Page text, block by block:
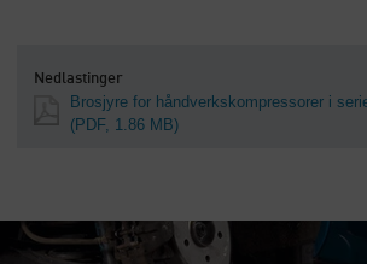
Nedlastinger
Brosjyre for håndverkskompressorer i
(PDF, 1.86 MB)